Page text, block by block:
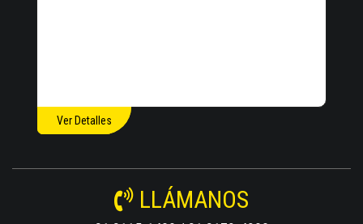
Ver Detalles
LLÁMANOS